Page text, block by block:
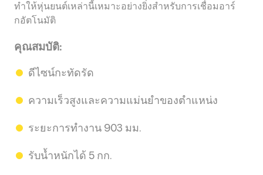
ทำให้หุ่นยนต์เหล่านี้เหมาะอย่างยิ่งสำหรับการเชื่อมอาร์
กอัตโนมัติ
คุณสมบัติ:
ดีไซน์กะทัดรัด
ความเร็วสูงและความแม่นยำของตำแหน่ง
ระยะการทำงาน 903 มม.
รับน้ำหนักได้ 5 กก.